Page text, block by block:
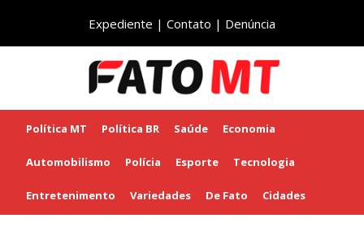
Expediente | Contato | Denúncia
Política MT Política BR Saúde Economia
Automobilismo Polícia Esporte Tecnologia
Entretenimento Variedades De Fato Cidades